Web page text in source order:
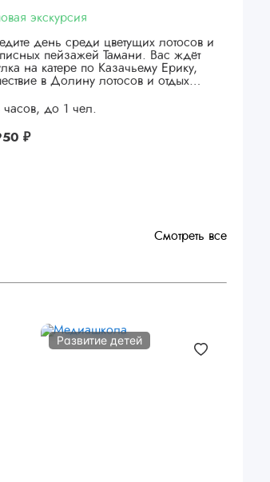
экскурсия
день среди цветущих лотосов и
пейзажей Тамани. Вас ждёт
на катере по Казачьему Ерику,
в Долину лотосов и отдых…
часов, до 1 чел.
₽
Смотреть все
Развитие детей